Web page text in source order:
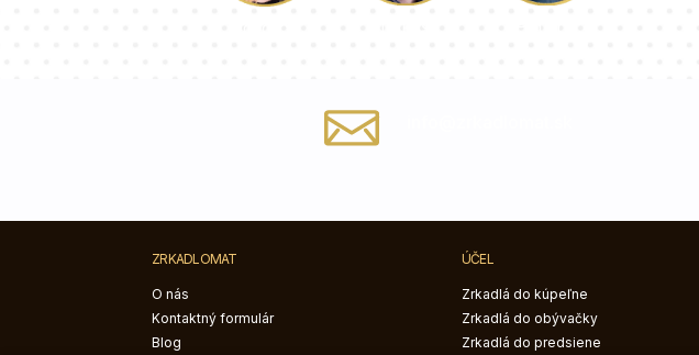
ZRKADLOMAT
O nás
Kontaktný formulár
Blog
ÚČEL
Zrkadlá do kúpeľne
Zrkadlá do obývačky
Zrkadlá do predsiene